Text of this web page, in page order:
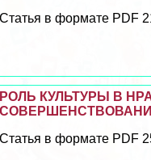
Статья в формате PDF
РОЛЬ КУЛЬТУРЫ В
Статья в формате PDF